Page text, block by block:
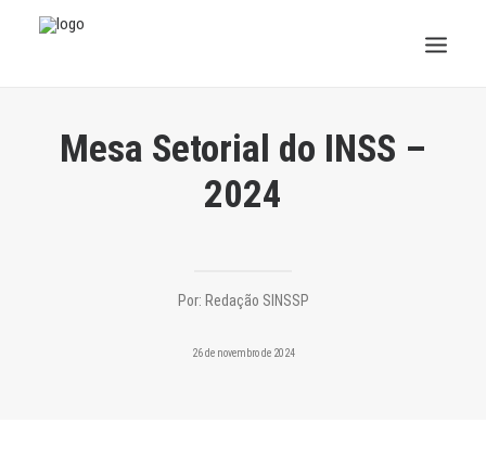
Mesa Setorial do INSS –
2024
Por: Redação SINSSP
26 de novembro de 2024